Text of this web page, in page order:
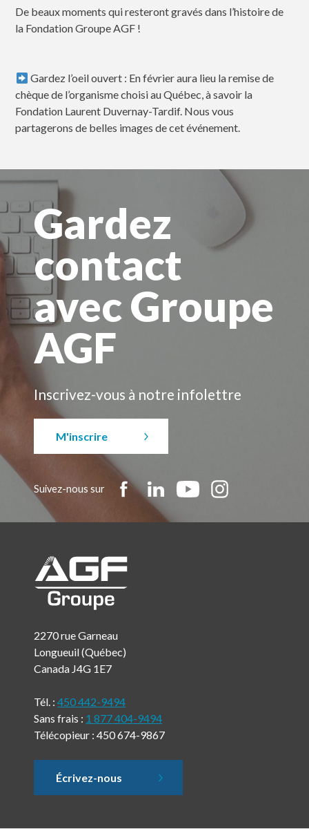
De beaux moments qui resteront gravés dans l’histoire de
la Fondation Groupe AGF !
Gardez l’oeil ouvert : En février aura lieu la remise de
chèque de l’organisme choisi au Québec, à savoir la
Fondation Laurent Duvernay-Tardif. Nous vous
partagerons de belles images de cet événement.
Gardez
contact
avec Groupe
AGF
Inscrivez-vous à notre infolettre
M'inscrire
Suivez-nous sur
2270 rue Garneau
Longueuil (Québec)
Canada J4G 1E7
Tél. :450 442-9494
Sans frais : 1 877 404-9494
Télécopieur : 450 674-9867
Écrivez-nous